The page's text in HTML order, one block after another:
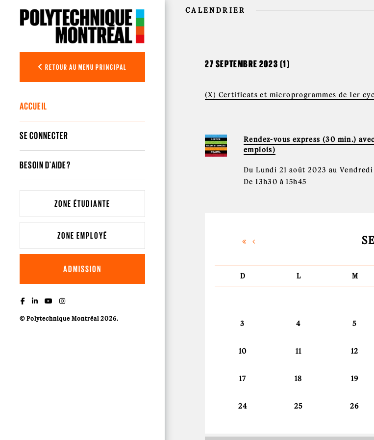
RETOUR AU MENU PRINCIPAL
ACCUEIL
SE CONNECTER
BESOIN D'AIDE?
ZONE ÉTUDIANTE
ZONE EMPLOYÉ
ADMISSION
© Polytechnique Montréal 2026.
CALENDRIER
27 SEPTEMBRE 2023 (1)
(X) Certificats et microprogrammes de 1er
Rendez-vous express (30 min.)
emplois)
Du Lundi 21 août 2023 au
De 13h30 à 15h45
D L M
3 4 5
10 11 12
17 18 19
24 25 26